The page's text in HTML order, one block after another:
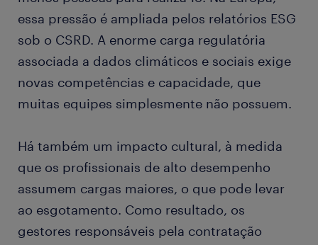
essa pressão é ampliada pelos relatórios ESG
sob o CSRD. A enorme carga regulatória
associada a dados climáticos e sociais exige
novas competências e capacidade, que
muitas equipes simplesmente não possuem.
Há também um impacto cultural, à medida
que os profissionais de alto desempenho
assumem cargas maiores, o que pode levar
ao esgotamento. Como resultado, os
gestores responsáveis pela contratação